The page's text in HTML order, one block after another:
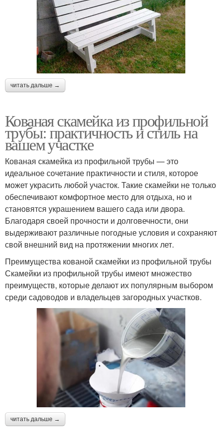
читать дальше →
Кованая скамейка из профильной
трубы: практичность и стиль на
вашем участке
Кованая скамейка из профильной трубы — это
идеальное сочетание практичности и стиля, которое
может украсить любой участок. Такие скамейки не только
обеспечивают комфортное место для отдыха, но и
становятся украшением вашего сада или двора.
Благодаря своей прочности и долговечности, они
выдерживают различные погодные условия и сохраняют
свой внешний вид на протяжении многих лет.
Преимущества кованой скамейки из профильной трубы
Скамейки из профильной трубы имеют множество
преимуществ, которые делают их популярным выбором
среди садоводов и владельцев загородных участков.
читать дальше →